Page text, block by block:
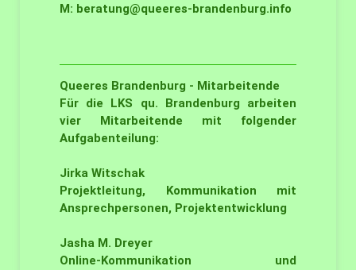
M: beratung@queeres-brandenburg.info
Queeres Brandenburg - Mitarbeitende
Für die LKS qu. Brandenburg arbeiten
vier Mitarbeitende mit folgender
Aufgabenteilung:
Jirka Witschak
Projektleitung, Kommunikation mit
Ansprechpersonen, Projektentwicklung
Jasha M. Dreyer
Online-Kommunikation und